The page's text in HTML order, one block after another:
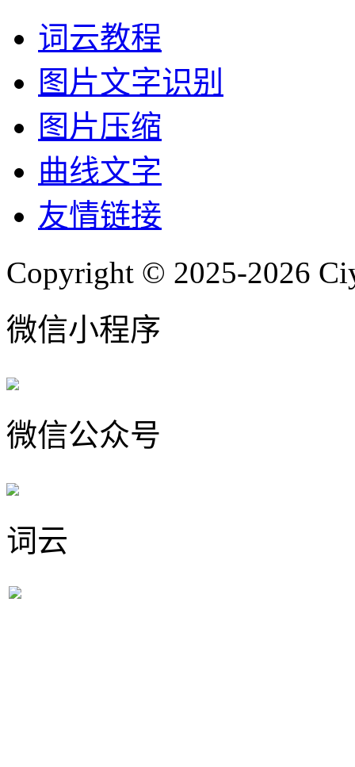
词云教程
图片文字识别
图片压缩
曲线文字
友情链接
Copyright © 2025-2026
微信小程序
微信公众号
词云